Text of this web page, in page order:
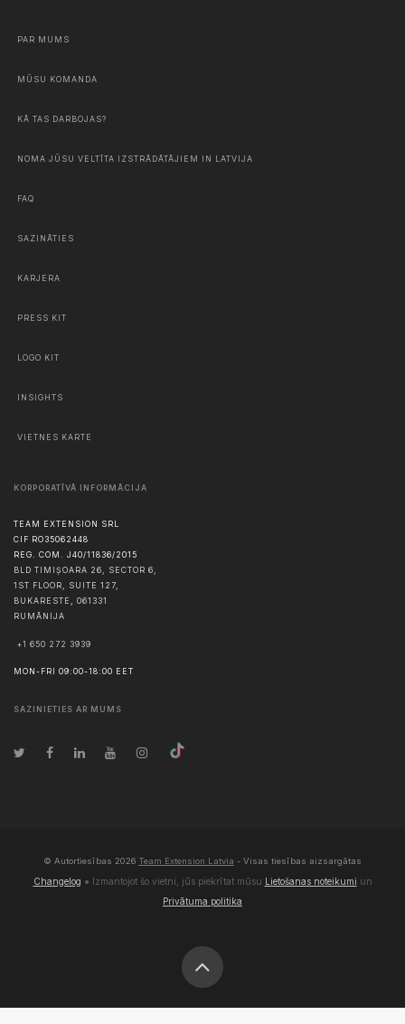
PAR MUMS
MŪSU KOMANDA
KĀ TAS DARBOJAS?
NOMA JŪSU VELTĪTA IZSTRĀDĀTĀJIEM IN LATVIJA
FAQ
SAZINĀTIES
KARJERA
PRESS KIT
LOGO KIT
INSIGHTS
VIETNES KARTE
KORPORATĪVĀ INFORMĀCIJA
TEAM EXTENSION SRL
CIF RO35062448
REG. COM. J40/11836/2015
BLD TIMIȘOARA 26, SECTOR 6,
1ST FLOOR, SUITE 127,
BUKARESTE
061331
RUMĀNIJA
+1 650 272 3939
MON-FRI 09:00-18:00 EET
SAZINIETIES AR MUMS
© Autortiesības 2026 Team Extension Latvia - Visas tiesības aizsargātas
Changelog ● Izmantojot šo vietni, jūs piekrītat mūsu Lietošanas noteikumi un
Privātuma politika